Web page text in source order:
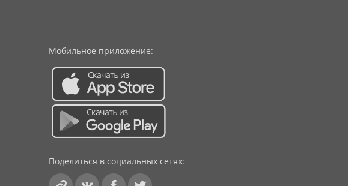
Мобильное приложение:
Поделиться в социальных сетях: